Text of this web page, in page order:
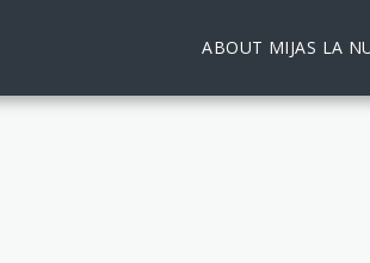
ABOUT MIJAS LA